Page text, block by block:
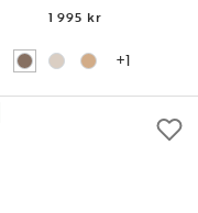
1 995 kr
+1